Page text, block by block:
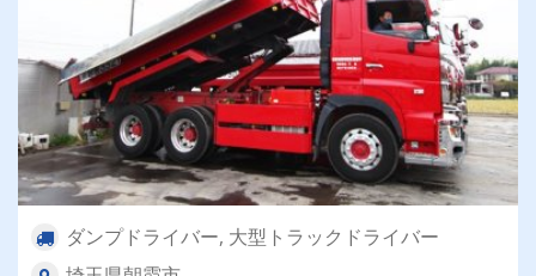
ダンプドライバー, 大型トラックドライバー